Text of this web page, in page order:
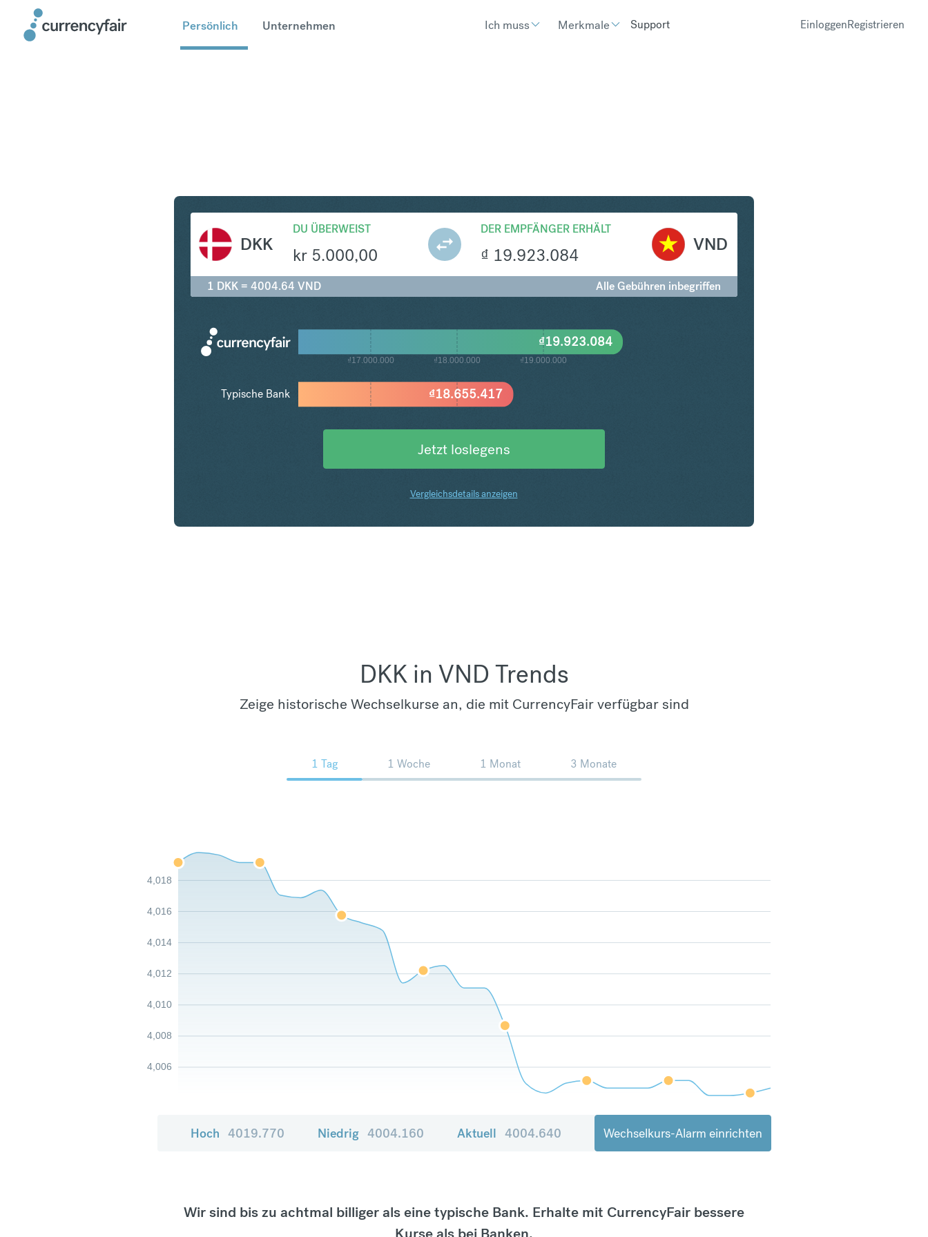
Persönlich Unternehmen Ich muss Merkmale Support EinloggenRegistrieren
DKK
DU ÜBERWEIST
kr 5.000,00
DER EMPFÄNGER ERHÄLT
₫ 19.923.084
VND
1 DKK = 4004.64 VND Alle Gebühren inbegriffen
₫17.000.000 ₫18.000.000 ₫19.000.000
₫18.655.417
₫19.923.084
Typische Bank
Jetzt loslegens
Vergleichsdetails anzeigen
DKK in VND Trends
Zeige historische Wechselkurse an, die mit CurrencyFair verfügbar sind
1 Tag 1 Woche 1 Monat 3 Monate
4,006
4,008
4,010
4,012
4,014
4,016
4,018
Hoch 4019.770 Niedrig 4004.160 Aktuell 4004.640 Wechselkurs-Alarm einrichten
Wir sind bis zu achtmal billiger als eine typische Bank. Erhalte mit CurrencyFair bessere
Kurse als bei Banken.